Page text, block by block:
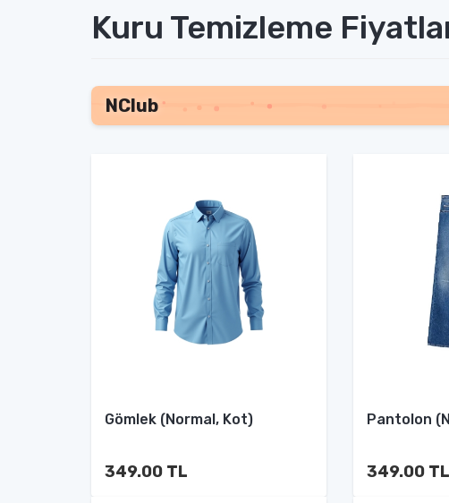
Kuru Temizleme
NClub
Gömlek (Normal, Kot)
349.00 TL
Pantolon
349.00 TL